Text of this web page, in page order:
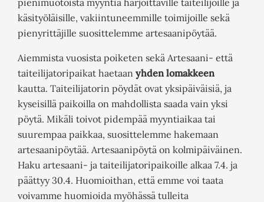
pienimuotoista myyntiä harjoittaville taiteilijoille ja
käsityöläisille, vakiintuneemmille toimijoille sekä
pienyrittäjille suosittelemme artesaanipöytää.
Aiemmista vuosista poiketen sekä Artesaani- että
taiteilijatoripaikat haetaan yhden lomakkeen
kautta. Taiteilijatorin pöydät ovat yksipäiväisiä, ja
kyseisillä paikoilla on mahdollista saada vain yksi
pöytä. Mikäli toivot pidempää myyntiaikaa tai
suurempaa paikkaa, suosittelemme hakemaan
artesaanipöytää. Artesaanipöytä on kolmipäiväinen.
Haku artesaani- ja taiteilijatoripaikoille alkaa 7.4. ja
päättyy 30.4. Huomioithan, että emme voi taata
voivamme huomioida myöhässä tulleita